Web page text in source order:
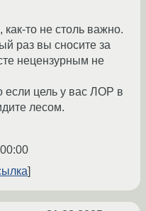
то не столь важно.
раз вы сносите за
нецензурным не
если цель у вас ЛОР в
лесом.